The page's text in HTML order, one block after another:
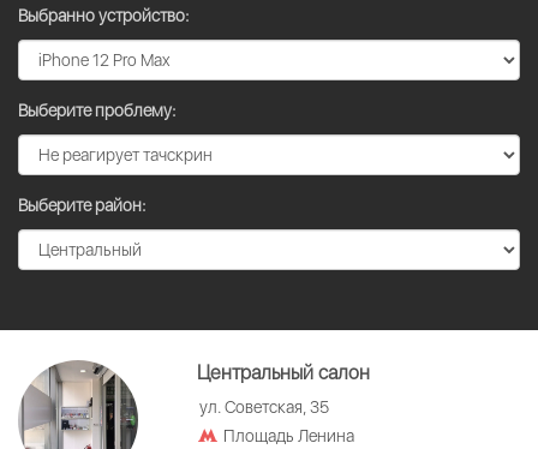
Выбранно устройство:
Выберите проблему:
Выберите район:
Центральный салон
ул. Советская, 35
Площадь Ленина